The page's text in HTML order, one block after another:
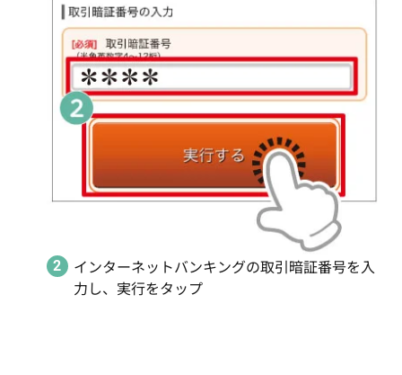
インターネットバンキングの取引暗証番号を入
力し、実行をタップ